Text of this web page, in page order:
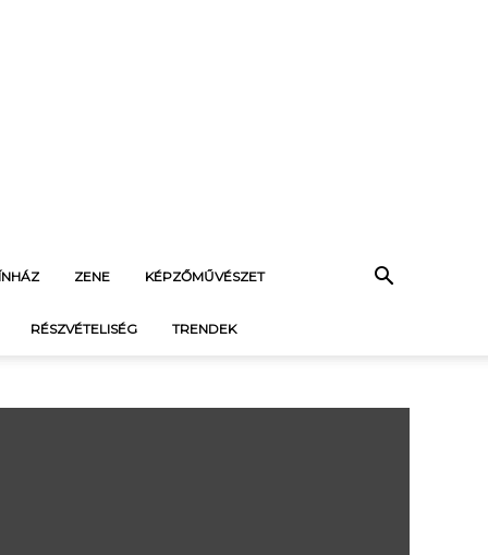
ZENE KÉPZŐMŰVÉSZET
RÉSZVÉTELISÉG TRENDEK